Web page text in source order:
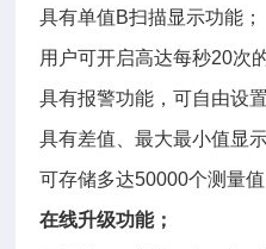
具有单值B扫描显示功能；
用户可开启高达每秒20次
具有报警功能，可自由设
具有差值、最大最小值显
可存储多达50000个测量
在线升级功能；